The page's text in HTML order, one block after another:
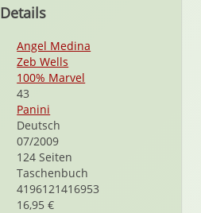
Details
Angel Medina
Zeb Wells
100% Marvel
43
Panini
Deutsch
07/2009
124 Seiten
Taschenbuch
4196121416953
16,95 €